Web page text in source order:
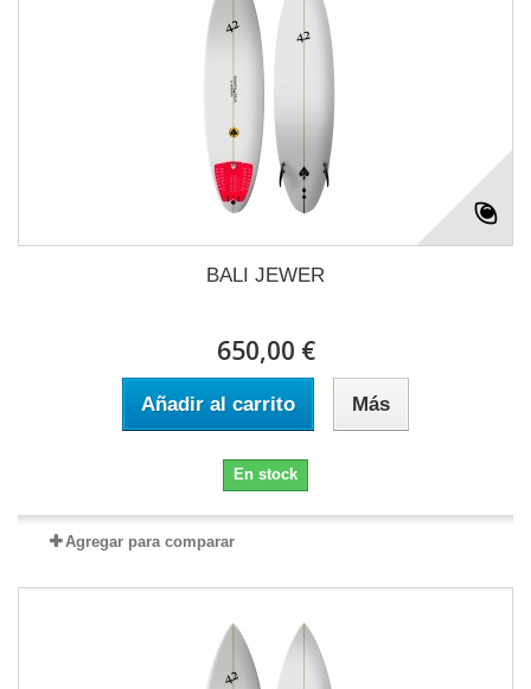
BALI JEWER
650,00 €
Añadir al carrito Más
En stock
Agregar para comparar